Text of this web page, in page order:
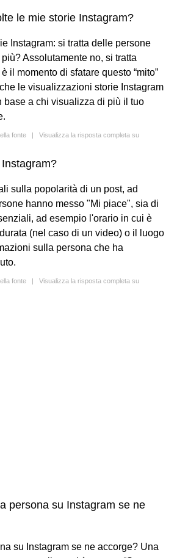
le mie storie Instagram?
Instagram: si tratta delle persone
Assolutamente no, si tratta
il momento di sfatare questo “mito”
le visualizzazioni storie Instagram
base a chi visualizza di più il tuo
fonte | Visualizza la risposta completa su
sulla popolarità di un post, ad
hanno messo "Mi piace", sia di
ad esempio l'orario in cui è
(nel caso di un video) o il luogo
sulla persona che ha
fonte | Visualizza la risposta completa su
persona su Instagram se ne
su Instagram se ne accorge? Una